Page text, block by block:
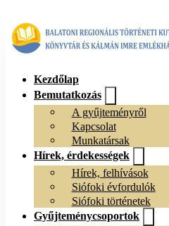
Kezdőlap
Bemutatkozás
A gyűjteményről
Kapcsolat
Munkatársak
Hírek, érdekességek
Hírek, felhívások
Siófoki évfordulók
Siófoki történetek
Gyűjteménycsoportok